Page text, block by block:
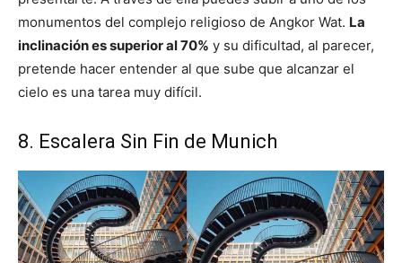
monumentos del complejo religioso de Angkor Wat. La
inclinación es superior al 70% y su dificultad, al parecer,
pretende hacer entender al que sube que alcanzar el
cielo es una tarea muy difícil.
8. Escalera Sin Fin de Munich